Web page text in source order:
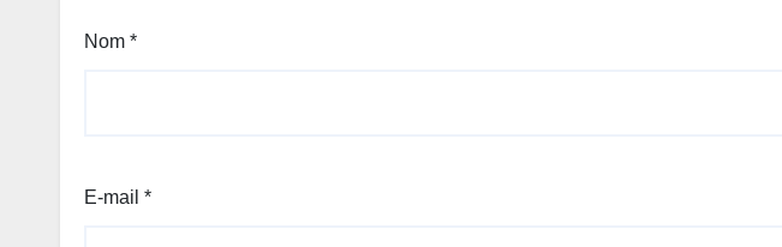
Nom *
E-mail *